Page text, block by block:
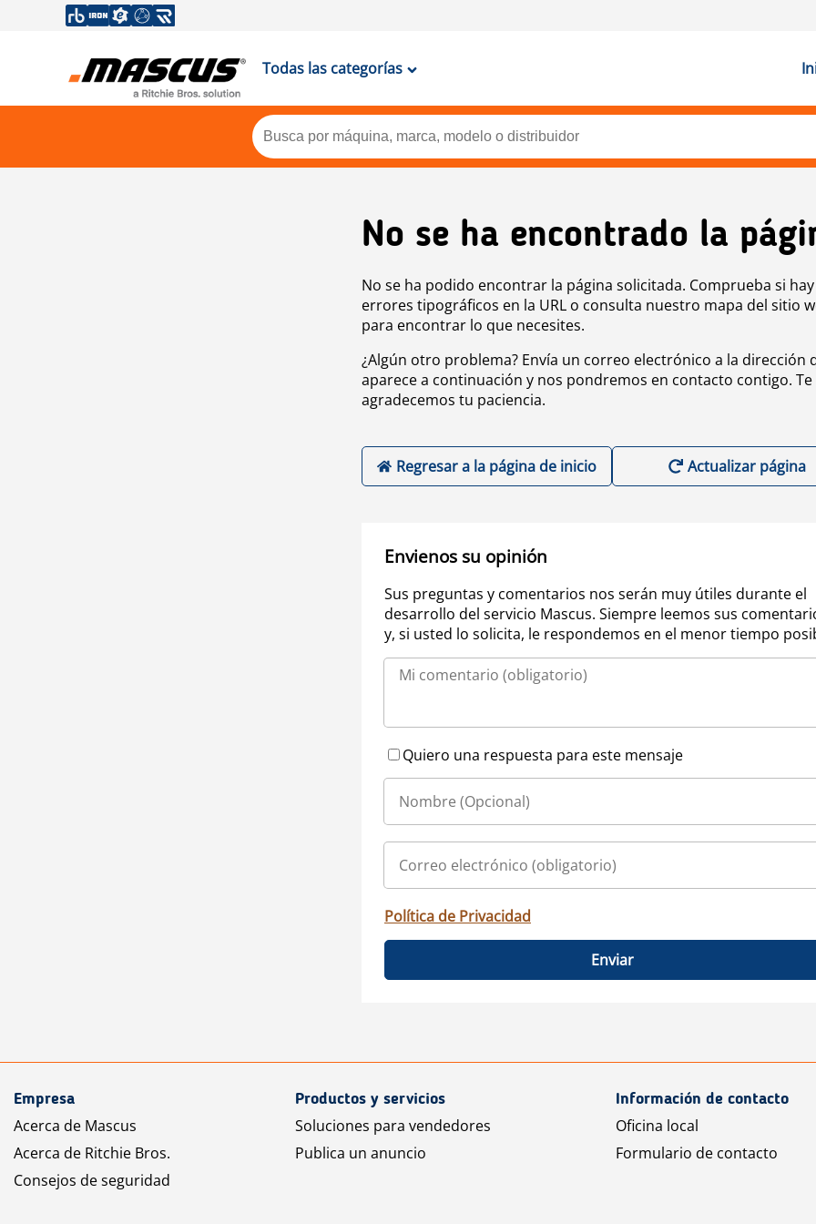
Todas las categorías
No se ha encontrado la
No se ha podido encontrar la página solicitada. Comprueba si hay
errores tipográficos en la URL o consulta nuestro mapa del sitio
para encontrar lo que necesites.
¿Algún otro problema? Envía un correo electrónico a la dirección
aparece a continuación y nos pondremos en contacto contigo. Te
agradecemos tu paciencia.
Regresar a la página de inicio Actualizar página
Envienos su opinión
Sus preguntas y comentarios nos serán muy útiles durante el
desarrollo del servicio Mascus. Siempre leemos sus
y, si usted lo solicita, le respondemos en el menor tiempo
Quiero una respuesta para este mensaje
Política de Privacidad
Enviar
Empresa
Acerca de Mascus
Acerca de Ritchie Bros.
Consejos de seguridad
Productos y servicios
Soluciones para vendedores
Publica un anuncio
Información de contacto
Oficina local
Formulario de contacto